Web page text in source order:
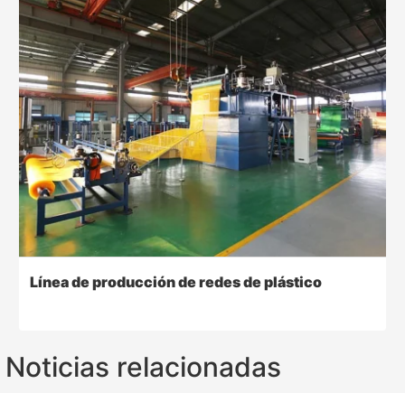
Línea de producción de redes de plástico
Noticias relacionadas